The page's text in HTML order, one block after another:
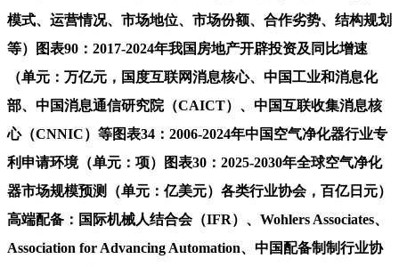
模式、运营情况、市场地位、市场份额、合作劣势、结构规划
等）图表90：2017-2024年我国房地产开辟投资及同比增速
（单元：万亿元，国度互联网消息核心、中国工业和消息化
部、中国消息通信研究院（CAICT）、中国互联收集消息核
心（CNNIC）等图表34：2006-2024年中国空气净化器行业专
利申请环境（单元：项）图表30：2025-2030年全球空气净化
器市场规模预测（单元：亿美元）各类行业协会，百亿日元）
高端配备：国际机械人结合会（IFR）、Wohlers Associates、
Association for Advancing Automation、中国配备制制行业协